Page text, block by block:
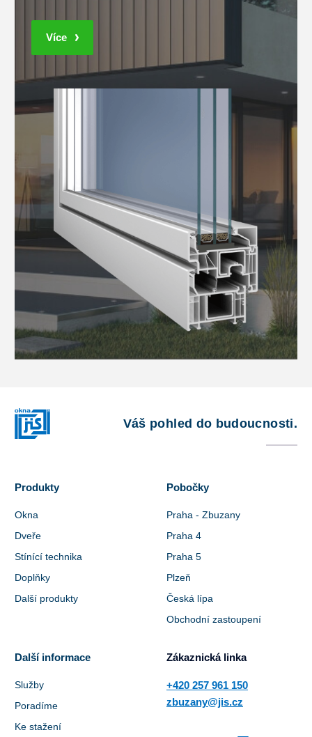
Více
Váš pohled do budoucnosti.
Produkty
Okna
Dveře
Stínící technika
Doplňky
Další produkty
Pobočky
Praha - Zbuzany
Praha 4
Praha 5
Plzeň
Česká lípa
Obchodní zastoupení
Další informace
Služby
Poradíme
Ke stažení
Zákaznická linka
+420 257 961 150
zbuzany@jis.cz